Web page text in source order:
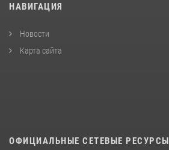
НАВИГАЦИЯ
Новости
Карта сайта
ОФИЦИАЛЬНЫЕ СЕТЕВЫЕ РЕСУРСЫ